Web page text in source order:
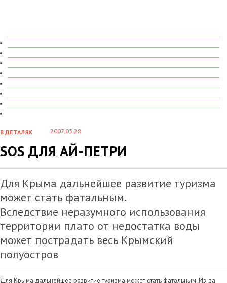
В ДЕТАЛЯХ 2007.03.28
SOS ДЛЯ АЙ-ПЕТРИ
Для Крыма дальнейшее развитие туризма
может стать фатальным.
Вследствие неразумного использования
территории плато от недостатка воды
может пострадать весь Крымский
полуостров
Для Крыма дальнейшее развитие туризма может стать фатальным. Из-за